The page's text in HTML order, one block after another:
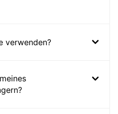
verwenden?